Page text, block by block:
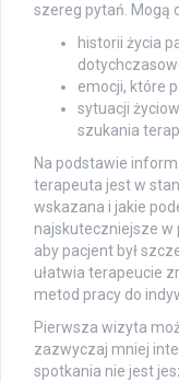
szereg pytań. Mogą
historii życia
emocji, które
sytuacji
szukania
Na podstawie
terapeuta jest w
wskazana i jakie
najskuteczniejsze w
aby pacjent był
ułatwia terapeucie
metod pracy do
Pierwsza wizyta
zazwyczaj mniej
spotkania nie jest